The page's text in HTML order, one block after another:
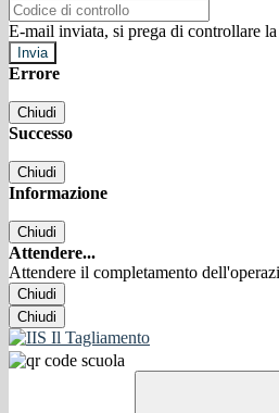
E-mail inviata, si prega di controllare
Errore
Chiudi
Successo
Chiudi
Informazione
Chiudi
Attendere...
Attendere il completamento
Chiudi
Chiudi